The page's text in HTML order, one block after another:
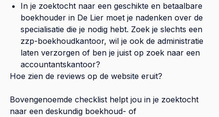
In je zoektocht naar een geschikte en betaalbare
boekhouder in De Lier moet je nadenken over de
specialisatie die je nodig hebt. Zoek je slechts een
zzp-boekhoudkantoor, wil je ook de administratie
laten verzorgen of ben je juist op zoek naar een
accountantskantoor?
Hoe zien de reviews op de website eruit?
Bovengenoemde checklist helpt jou in je zoektocht
naar een deskundig boekhoud- of